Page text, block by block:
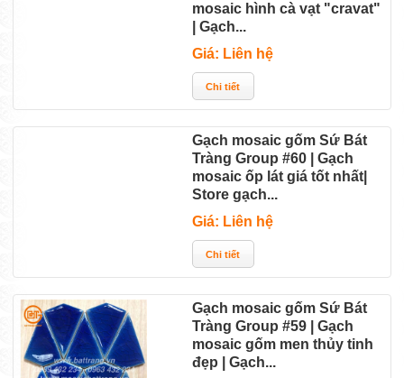
mosaic hình cà vạt "cravat"
| Gạch...
Giá: Liên hệ
Gạch mosaic gốm Sứ Bát
Tràng Group #60 | Gạch
mosaic ốp lát giá tốt nhất|
Store gạch...
Giá: Liên hệ
Gạch mosaic gốm Sứ Bát
Tràng Group #59 | Gạch
mosaic gốm men thủy tinh
đẹp | Gạch...